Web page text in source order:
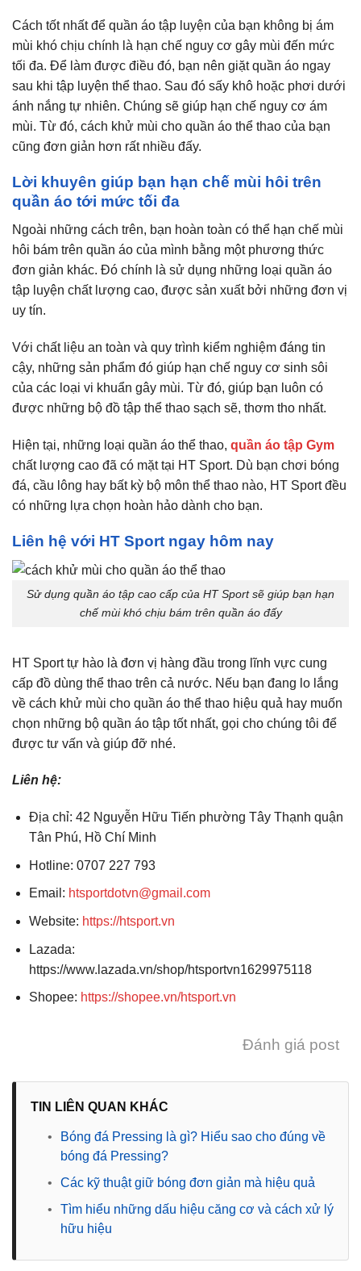
Cách tốt nhất để quần áo tập luyện của bạn không bị ám
mùi khó chịu chính là hạn chế nguy cơ gây mùi đến mức
tối đa. Để làm được điều đó, bạn nên giặt quần áo ngay
sau khi tập luyện thể thao. Sau đó sấy khô hoặc phơi dưới
ánh nắng tự nhiên. Chúng sẽ giúp hạn chế nguy cơ ám
mùi. Từ đó, cách khử mùi cho quần áo thể thao của bạn
cũng đơn giản hơn rất nhiều đấy.
Lời khuyên giúp bạn hạn chế mùi hôi trên
quần áo tới mức tối đa
Ngoài những cách trên, bạn hoàn toàn có thể hạn chế mùi
hôi bám trên quần áo của mình bằng một phương thức
đơn giản khác. Đó chính là sử dụng những loại quần áo
tập luyện chất lượng cao, được sản xuất bởi những đơn vị
uy tín.
Với chất liệu an toàn và quy trình kiểm nghiệm đáng tin
cậy, những sản phẩm đó giúp hạn chế nguy cơ sinh sôi
của các loại vi khuẩn gây mùi. Từ đó, giúp bạn luôn có
được những bộ đồ tập thể thao sạch sẽ, thơm tho nhất.
Hiện tại, những loại quần áo thể thao, quần áo tập Gym
chất lượng cao đã có mặt tại HT Sport. Dù bạn chơi bóng
đá, cầu lông hay bất kỳ bộ môn thể thao nào, HT Sport đều
có những lựa chọn hoàn hảo dành cho bạn.
Liên hệ với HT Sport ngay hôm nay
Sử dụng quần áo tập cao cấp của HT Sport sẽ giúp bạn hạn
chế mùi khó chịu bám trên quần áo đấy
HT Sport tự hào là đơn vị hàng đầu trong lĩnh vực cung
cấp đồ dùng thể thao trên cả nước. Nếu bạn đang lo lắng
về cách khử mùi cho quần áo thể thao hiệu quả hay muốn
chọn những bộ quần áo tập tốt nhất, gọi cho chúng tôi để
được tư vấn và giúp đỡ nhé.
Liên hệ:
Địa chỉ: 42 Nguyễn Hữu Tiến phường Tây Thạnh quận
Tân Phú, Hồ Chí Minh
Hotline: 0707 227 793
Email: htsportdotvn@gmail.com
Website: https://htsport.vn
Lazada:
https://www.lazada.vn/shop/htsportvn1629975118
Shopee: https://shopee.vn/htsport.vn
Đánh giá post
TIN LIÊN QUAN KHÁC
•
Bóng đá Pressing là gì? Hiểu sao cho đúng về
bóng đá Pressing?
•
Các kỹ thuật giữ bóng đơn giản mà hiệu quả
•
Tìm hiểu những dấu hiệu căng cơ và cách xử lý
hữu hiệu